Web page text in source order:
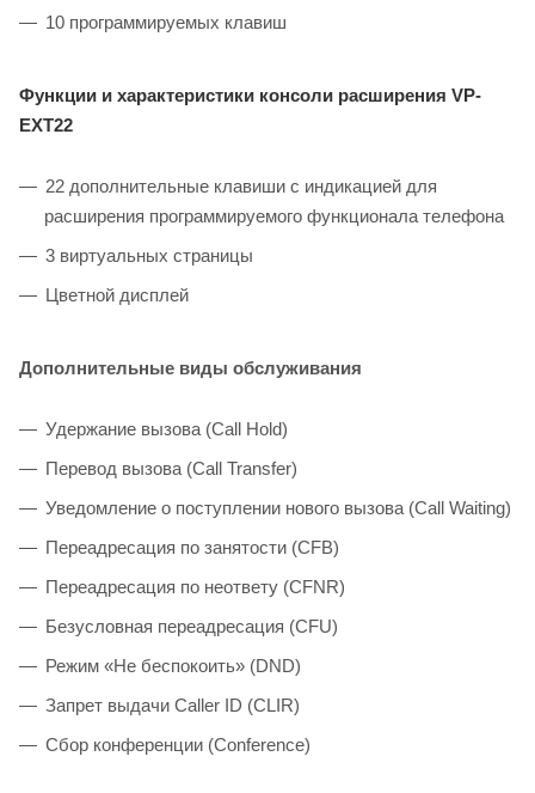
10 программируемых клавиш
Функции и характеристики консоли расширения VP-
EXT22
22 дополнительные клавиши с индикацией для
расширения программируемого функционала телефона
3 виртуальных страницы
Цветной дисплей
Дополнительные виды обслуживания
Удержание вызова (Call Hold)
Перевод вызова (Call Transfer)
Уведомление о поступлении нового вызова (Call Waiting)
Переадресация по занятости (CFB)
Переадресация по неответу (CFNR)
Безусловная переадресация (CFU)
Режим «Не беспокоить» (DND)
Запрет выдачи Caller ID (CLIR)
Сбор конференции (Conference)